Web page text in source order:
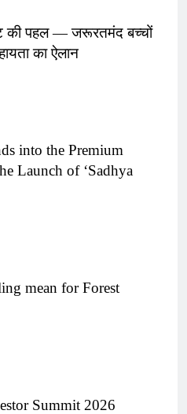
की पहल — जरूरतमंद बच्चों
का ऐलान
into the Premium
Launch of ‘Sadhya
mean for Forest
Summit 2026